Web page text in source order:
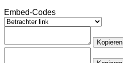
Embed-Codes
Kopieren